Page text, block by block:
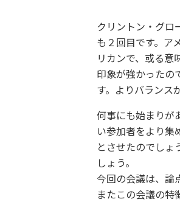
クリントン・グロ
も２回目です。ア
リカンで、或る意
印象が強かったの
す。よりバランス
何事にも始まりが
い参加者をより集
とさせたのでしょ
しょう。
今回の会議は、論
またこの会議の特